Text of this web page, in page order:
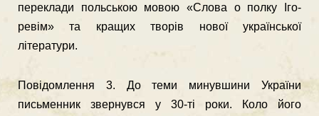
переклади польською мовою «Слова о полку Іго­
ревім» та кращих творів нової української
літератури.
Повідомлення 3. До теми минувшини України
письменник звернувся у 30-ті роки. Коло його